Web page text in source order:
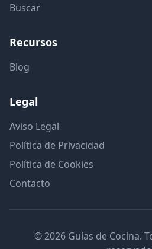
Buscar
Recursos
Blog
Legal
Aviso Legal
Política de Privacidad
Política de Cookies
Contacto
© 2026 Guías de Cocina.